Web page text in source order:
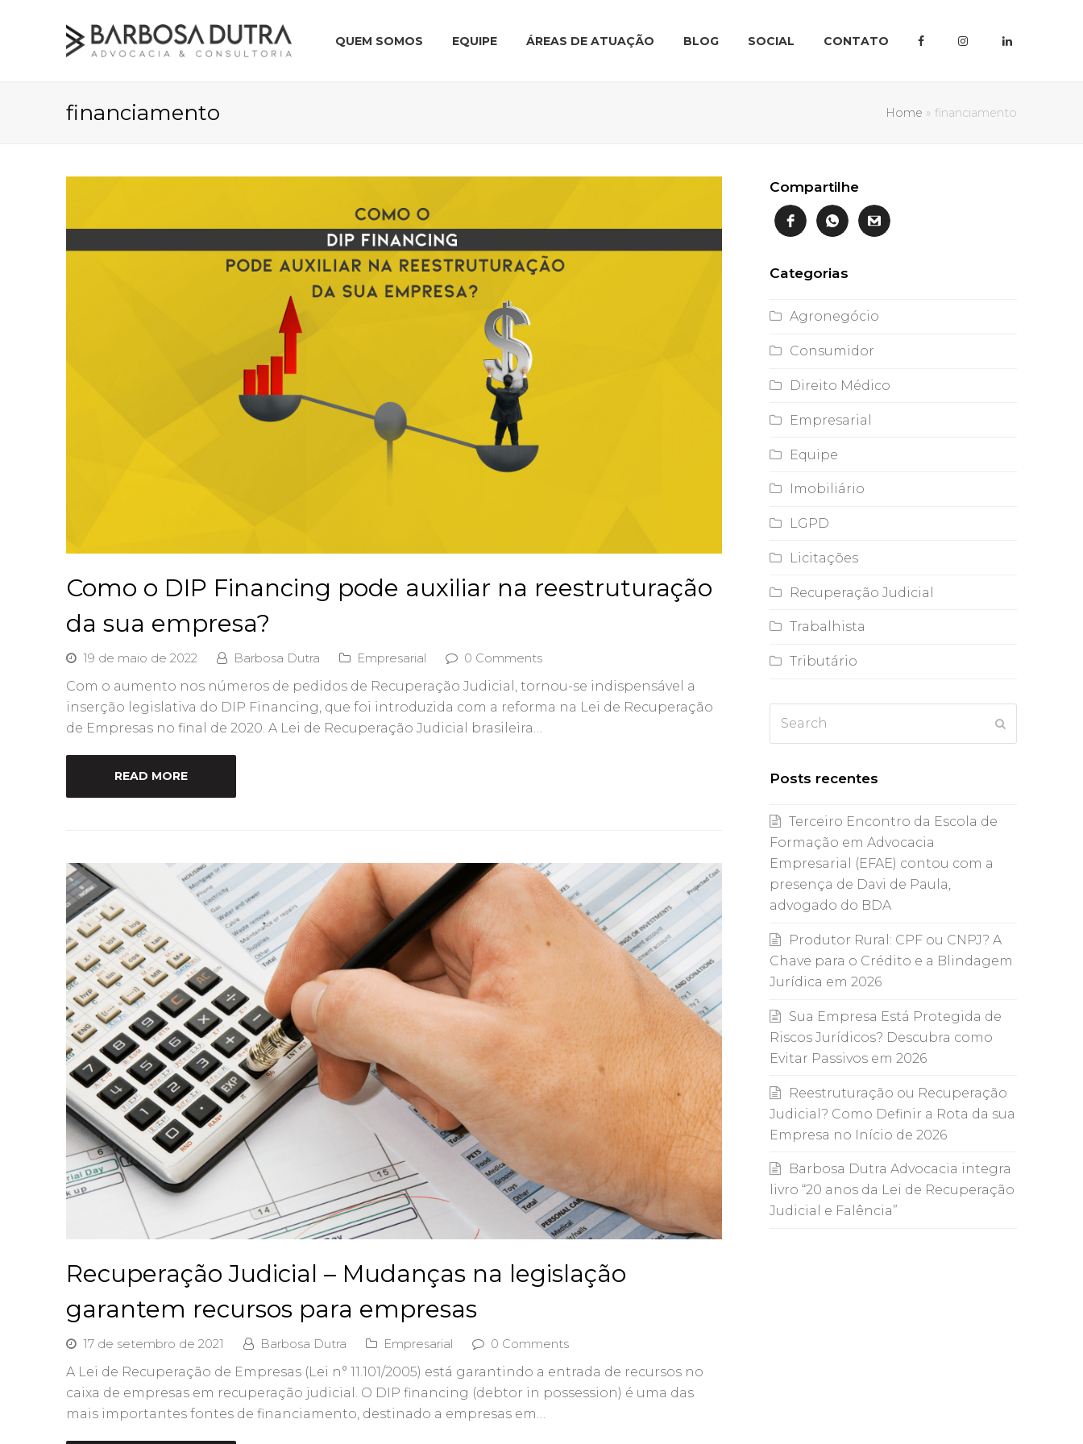
QUEM SOMOS EQUIPE ÁREAS DE ATUAÇÃO BLOG SOCIAL CONTATO
financiamento Home » financiamento
Como o DIP Financing pode auxiliar na reestruturação
da sua empresa?
19 de maio de 2022 Barbosa Dutra Empresarial 0 Comments
Com o aumento nos números de pedidos de Recuperação Judicial, tornou-se indispensável a
inserção legislativa do DIP Financing, que foi introduzida com a reforma na Lei de Recuperação
de Empresas no final de 2020. A Lei de Recuperação Judicial brasileira…
READ MORE
Recuperação Judicial – Mudanças na legislação
garantem recursos para empresas
17 de setembro de 2021 Barbosa Dutra Empresarial 0 Comments
A Lei de Recuperação de Empresas (Lei n° 11.101/2005) está garantindo a entrada de recursos no
caixa de empresas em recuperação judicial. O DIP financing (debtor in possession) é uma das
mais importantes fontes de financiamento, destinado a empresas em…
Compartilhe
Categorias
Agronegócio
Consumidor
Direito Médico
Empresarial
Equipe
Imobiliário
LGPD
Licitações
Recuperação Judicial
Trabalhista
Tributário
Posts recentes
Terceiro Encontro da Escola de
Formação em Advocacia
Empresarial (EFAE) contou com a
presença de Davi de Paula,
advogado do BDA
Produtor Rural: CPF ou CNPJ? A
Chave para o Crédito e a Blindagem
Jurídica em 2026
Sua Empresa Está Protegida de
Riscos Jurídicos? Descubra como
Evitar Passivos em 2026
Reestruturação ou Recuperação
Judicial? Como Definir a Rota da sua
Empresa no Início de 2026
Barbosa Dutra Advocacia integra
livro “20 anos da Lei de Recuperação
Judicial e Falência”